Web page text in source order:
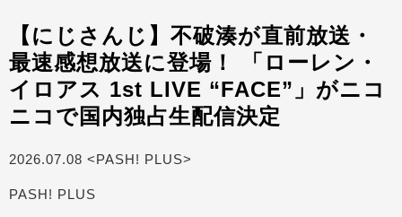
【にじさんじ】不破湊が直前放送・
最速感想放送に登場！ 「ローレン・
イロアス 1st LIVE “FACE”」がニコ
ニコで国内独占生配信決定
2026.07.08 <PASH! PLUS>
PASH! PLUS